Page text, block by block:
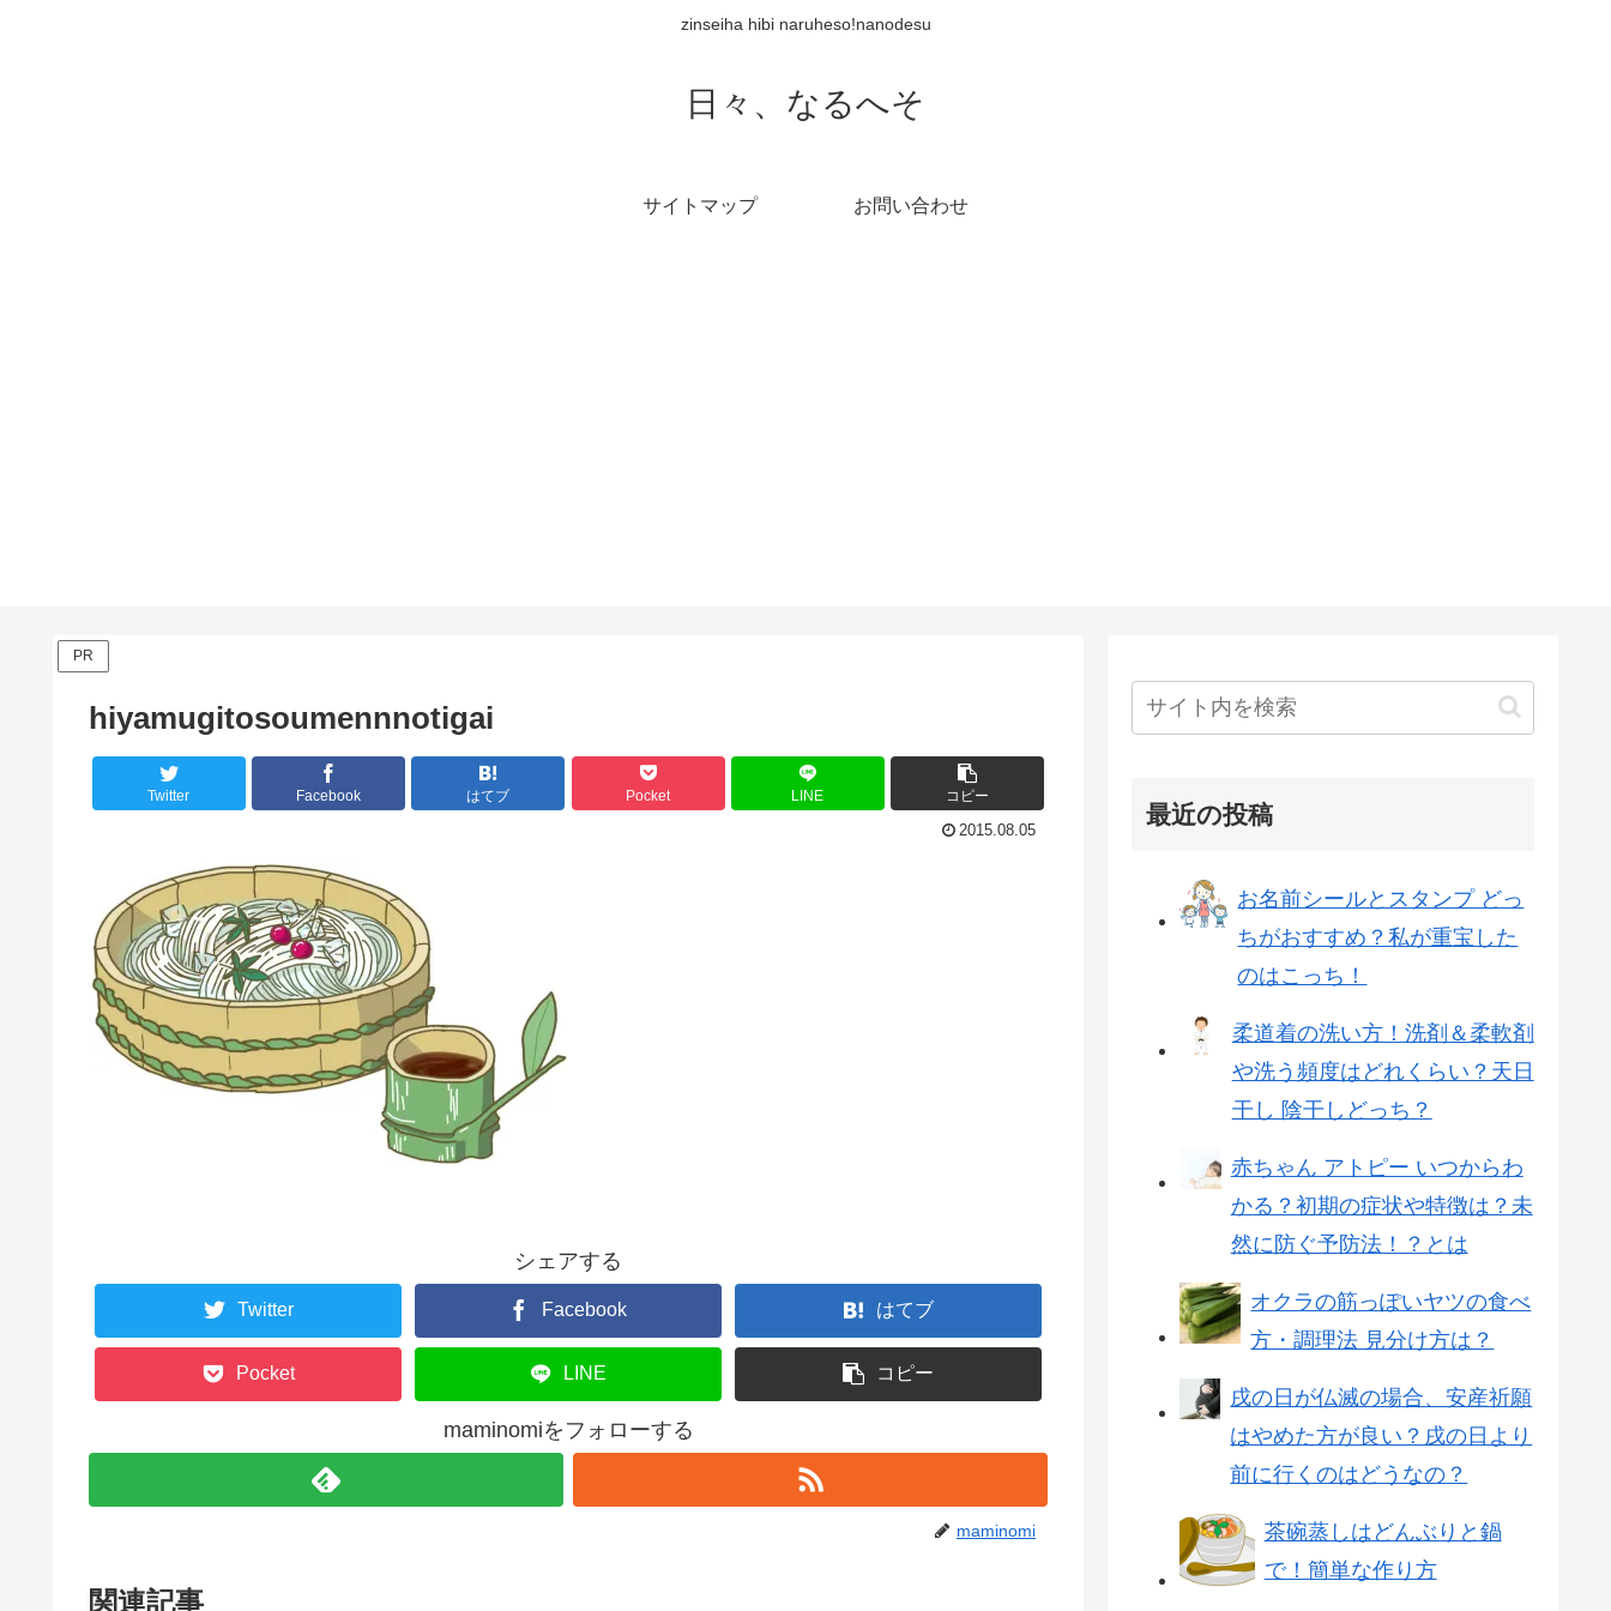
zinseiha hibi naruheso!nanodesu
日々、なるへそ
サイトマップ お問い合わせ
PR
hiyamugitosoumennnotigai
Twitter Facebook はてブ Pocket LINE コピー
2015.08.05
シェアする
Twitter Facebook はてブ
Pocket LINE コピー
maminomiをフォローする
maminomi
関連記事
最近の投稿
お名前シールとスタンプ どっ
ちがおすすめ？私が重宝した
のはこっち！
柔道着の洗い方！洗剤＆柔軟剤
や洗う頻度はどれくらい？天日
干し 陰干しどっち？
赤ちゃん アトピー いつからわ
かる？初期の症状や特徴は？未
然に防ぐ予防法！？とは
オクラの筋っぽいヤツの食べ
方・調理法 見分け方は？
戌の日が仏滅の場合、安産祈願
はやめた方が良い？戌の日より
前に行くのはどうなの？
茶碗蒸しはどんぶりと鍋
で！簡単な作り方